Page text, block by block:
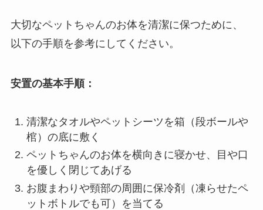
大切なペットちゃんのお体を清潔に保つために、
以下の手順を参考にしてください。
安置の基本手順：
清潔なタオルやペットシーツを箱（段ボールや
棺）の底に敷く
ペットちゃんのお体を横向きに寝かせ、目や口
を優しく閉じてあげる
お腹まわりや頸部の周囲に保冷剤（凍らせたペ
ットボトルでも可）を当てる